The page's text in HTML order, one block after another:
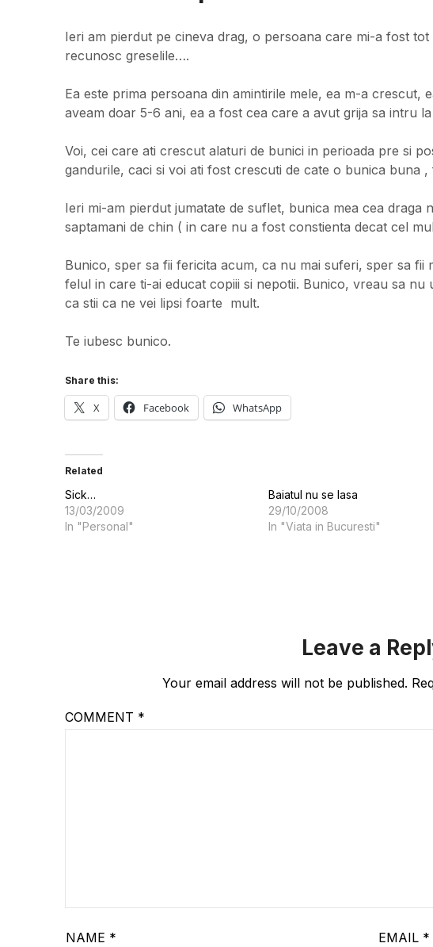
Ieri am pierdut pe cineva drag, o persoana care mi-a fost
recunosc greselile….
Ea este prima persoana din amintirile mele, ea m-a crescut,
aveam doar 5-6 ani, ea a fost cea care a avut grija sa intru
Voi, cei care ati crescut alaturi de bunici in perioada pre si
gandurile, caci si voi ati fost crescuti de cate o bunica buna ,
Ieri mi-am pierdut jumatate de suflet, bunica mea cea draga
saptamani de chin ( in care nu a fost constienta decat cel
Bunico, sper sa fii fericita acum, ca nu mai suferi, sper sa fii
felul in care ti-ai educat copiii si nepotii. Bunico, vreau sa nu
ca stii ca ne vei lipsi foarte mult.
Te iubesc bunico.
Share this:
X Facebook WhatsApp
Related
Sick…
13/03/2009
In "Personal"
Baiatul nu se lasa
29/10/2008
In "Viata in Bucuresti"
Leave a
Your email address will not be published.
COMMENT *
NAME * EMAIL *